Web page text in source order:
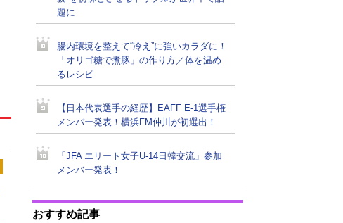
題に
腸内環境を整えて“冷え”に強いカラダに！
「オリゴ糖で煮豚」の作り方／体を温め
るレシピ
【日本代表選手の経歴】EAFF E-1選手権
メンバー発表！横浜FM仲川が初選出！
「JFA エリート女子U-14日韓交流」参加
メンバー発表！
おすすめ記事